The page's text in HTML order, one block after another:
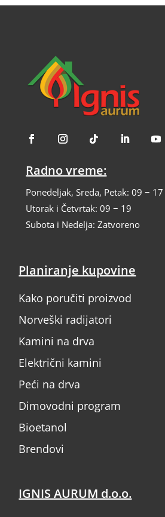
Radno vreme:
Ponedeljak, Sreda, Petak: 09 − 17
Utorak i Četvrtak: 09 − 19
Subota i Nedelja: Zatvoreno
Planiranje kupovine
Kako poručiti proizvod
Norveški radijatori
Kamini na drva
Električni kamini
Peći na drva
Dimovodni program
Bioetanol
Brendovi
IGNIS AURUM d.o.o.